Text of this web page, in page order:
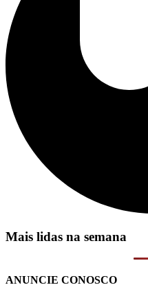
Mais lidas na semana
ANUNCIE CONOSCO